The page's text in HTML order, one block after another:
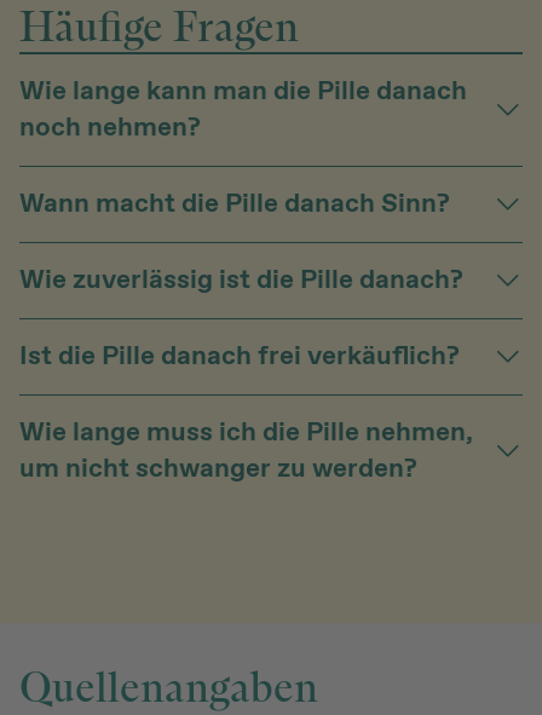
Häufige Fragen
Wie lange kann man die Pille danach
noch nehmen?
Wann macht die Pille danach Sinn?
Wie zuverlässig ist die Pille danach?
Ist die Pille danach frei verkäuflich?
Wie lange muss ich die Pille nehmen,
um nicht schwanger zu werden?
Quellenangaben